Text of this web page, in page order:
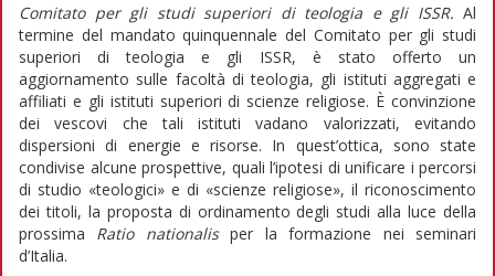
Comitato per gli studi superiori di teologia e gli ISSR. Al
termine del mandato quinquennale del Comitato per gli studi
superiori di teologia e gli ISSR, è stato offerto un
aggiornamento sulle facoltà di teologia, gli istituti aggregati e
affiliati e gli istituti superiori di scienze religiose. È convinzione
dei vescovi che tali istituti vadano valorizzati, evitando
dispersioni di energie e risorse. In quest’ottica, sono state
condivise alcune prospettive, quali l’ipotesi di unificare i percorsi
di studio «teologici» e di «scienze religiose», il riconoscimento
dei titoli, la proposta di ordinamento degli studi alla luce della
prossima Ratio nationalisper la formazione nei seminari
d’Italia.